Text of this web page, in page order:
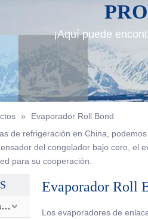
¡Aquí puede
»
Evaporador Roll Bond
de refrigeración en China,
del congelador bajo cero, el
para su cooperación.
Condensador de tubo de alambre
Evaporador Roll
Los evaporadores de